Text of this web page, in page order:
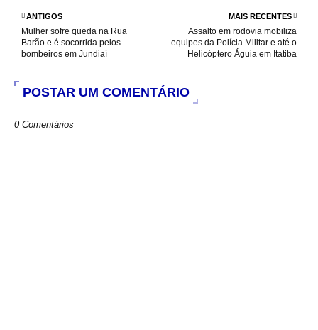
o
MAIS RECENTES
Assalto em rodovia mobiliza
equipes da Polícia Militar e até o
Helicóptero Águia em Itatiba
ANTIGOS
Mulher sofre queda na Rua
Barão e é socorrida pelos
bombeiros em Jundiaí
POSTAR UM COMENTÁRIO
0 Comentários